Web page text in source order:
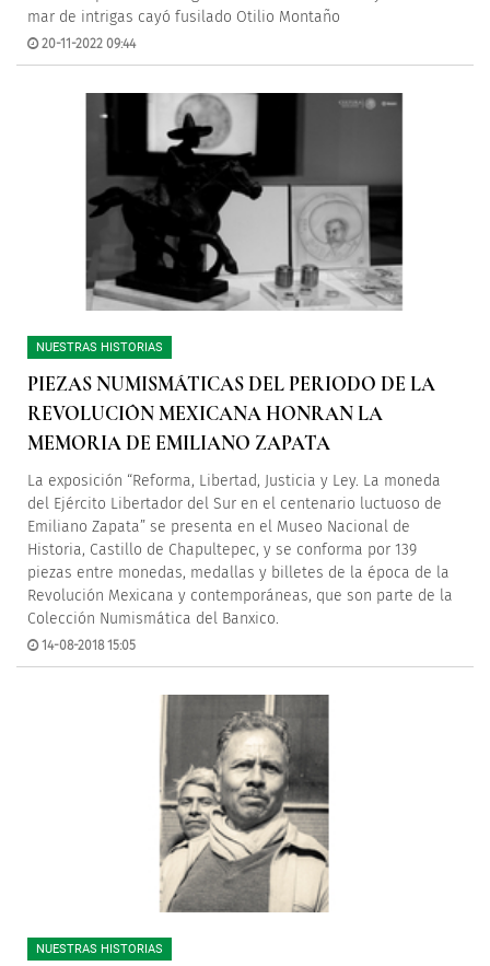
mar de intrigas cayó fusilado Otilio Montaño
20-11-2022 09:44
NUESTRAS HISTORIAS
PIEZAS NUMISMÁTICAS DEL PERIODO DE LA
REVOLUCIÓN MEXICANA HONRAN LA
MEMORIA DE EMILIANO ZAPATA
La exposición “Reforma, Libertad, Justicia y Ley. La moneda
del Ejército Libertador del Sur en el centenario luctuoso de
Emiliano Zapata” se presenta en el Museo Nacional de
Historia, Castillo de Chapultepec, y se conforma por 139
piezas entre monedas, medallas y billetes de la época de la
Revolución Mexicana y contemporáneas, que son parte de la
Colección Numismática del Banxico.
14-08-2018 15:05
NUESTRAS HISTORIAS